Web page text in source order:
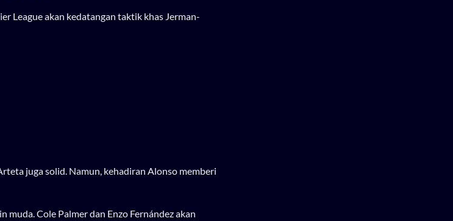
League akan kedatangan taktik khas Jerman-
juga solid. Namun, kehadiran Alonso memberi
muda. Cole Palmer dan Enzo Fernández akan